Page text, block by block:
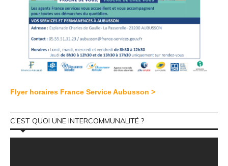
Flyer horaires France Service Aubusson >
C’EST QUOI UNE INTERCOMMUNALITÉ ?